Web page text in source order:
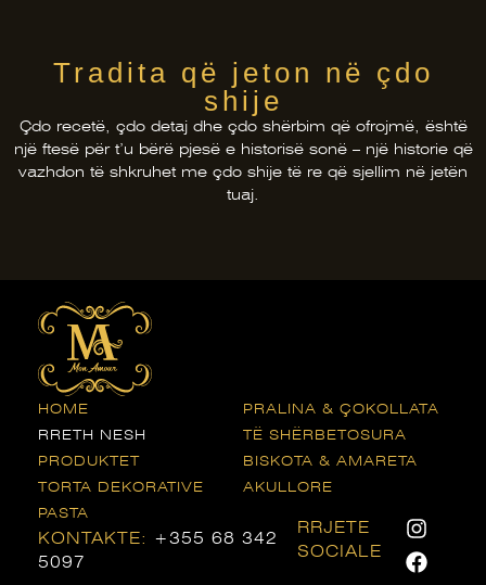
Tradita që jeton në çdo
shije
Çdo recetë, çdo detaj dhe çdo shërbim që ofrojmë, është
një ftesë për t’u bërë pjesë e historisë sonë – një historie që
vazhdon të shkruhet me çdo shije të re që sjellim në jetën
tuaj.
HOME
RRETH NESH
PRODUKTET
TORTA DEKORATIVE
PASTA
PRALINA & ÇOKOLLATA
TË SHËRBETOSURA
BISKOTA & AMARETA
AKULLORE
KONTAKTE: +355 68 342
5097
RRJETE
SOCIALE